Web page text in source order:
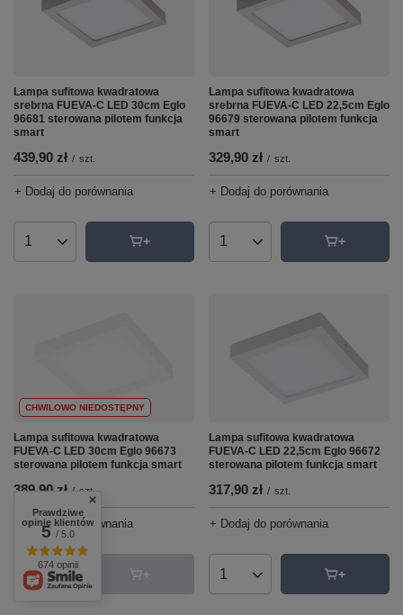
Lampa sufitowa kwadratowa
srebrna FUEVA-C LED 30cm Eglo
96681 sterowana pilotem funkcja
smart
439,90 zł / szt.
+ Dodaj do porównania
Ilość produktów
Lampa sufitowa kwadratowa
srebrna FUEVA-C LED 22,5cm Eglo
96679 sterowana pilotem funkcja
smart
329,90 zł / szt.
+ Dodaj do porównania
Ilość produktów
CHWILOWO NIEDOSTĘPNY
Lampa sufitowa kwadratowa
FUEVA-C LED 30cm Eglo 96673
sterowana pilotem funkcja smart
389,90 zł / szt.
+ Dodaj do porównania
Ilość produktów
Lampa sufitowa kwadratowa
FUEVA-C LED 22,5cm Eglo 96672
sterowana pilotem funkcja smart
317,90 zł / szt.
+ Dodaj do porównania
Ilość produktów
Prawdziwe
opinie klientów
5/ 5.0
674 opinii